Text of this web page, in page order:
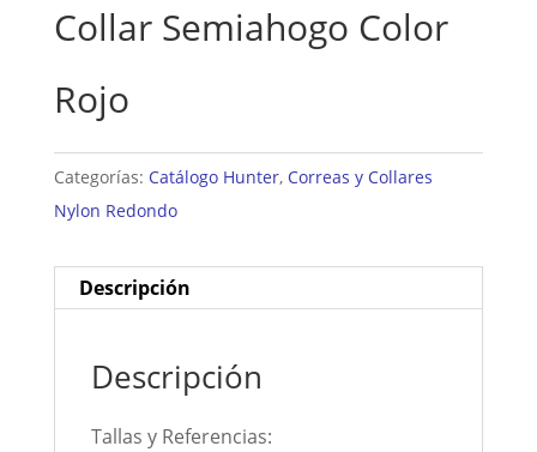
Collar Semiahogo Color
Rojo
Categorías: Catálogo Hunter, Correas y Collares
Nylon Redondo
Descripción
Descripción
Tallas y Referencias: